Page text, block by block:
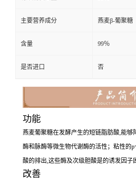
主要营养成分 燕麦β-葡聚糖
含量 99％
是否进口 否
功能
燕麦葡聚糖在发酵产生的短链脂肪酸,能够
酶和脉酶等微生物代谢酶的活性；粘性的
酸的排出,这些酶及次级胆酸是的诱发因子
改善